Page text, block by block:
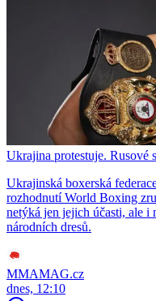
Ukrajina protestuje. Rusové
Ukrajinská boxerská
rozhodnutí World Boxing
netýká jen jejich účasti, ale i
národních dresů.
MMAMAG.cz
dnes, 12:10